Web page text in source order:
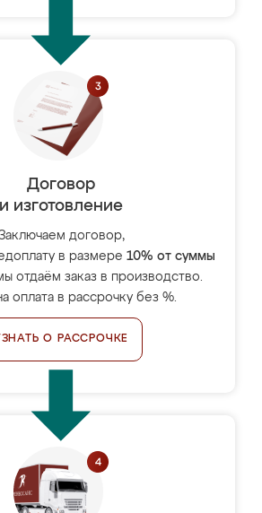
Договор
и изготовление
договор,
в размере 10% от суммы
отдаём заказ в производство.
оплата в рассрочку без %.
О РАССРОЧКЕ